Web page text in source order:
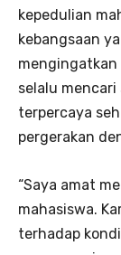
kepedulian
kebangsaan
selalu
terpercaya
pergerakan
“Saya amat
mahasiswa.
terhadap